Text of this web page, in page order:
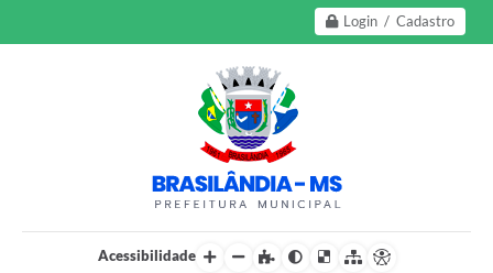
Login / Cadastro
Acessibilidade